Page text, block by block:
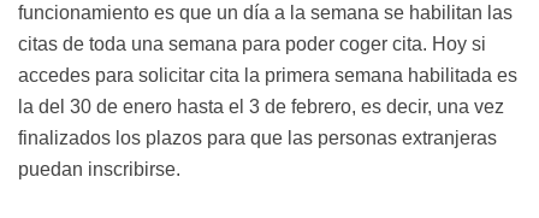
funcionamiento es que un día a la semana se habilitan las
citas de toda una semana para poder coger cita. Hoy si
accedes para solicitar cita la primera semana habilitada es
la del 30 de enero hasta el 3 de febrero, es decir, una vez
finalizados los plazos para que las personas extranjeras
puedan inscribirse.